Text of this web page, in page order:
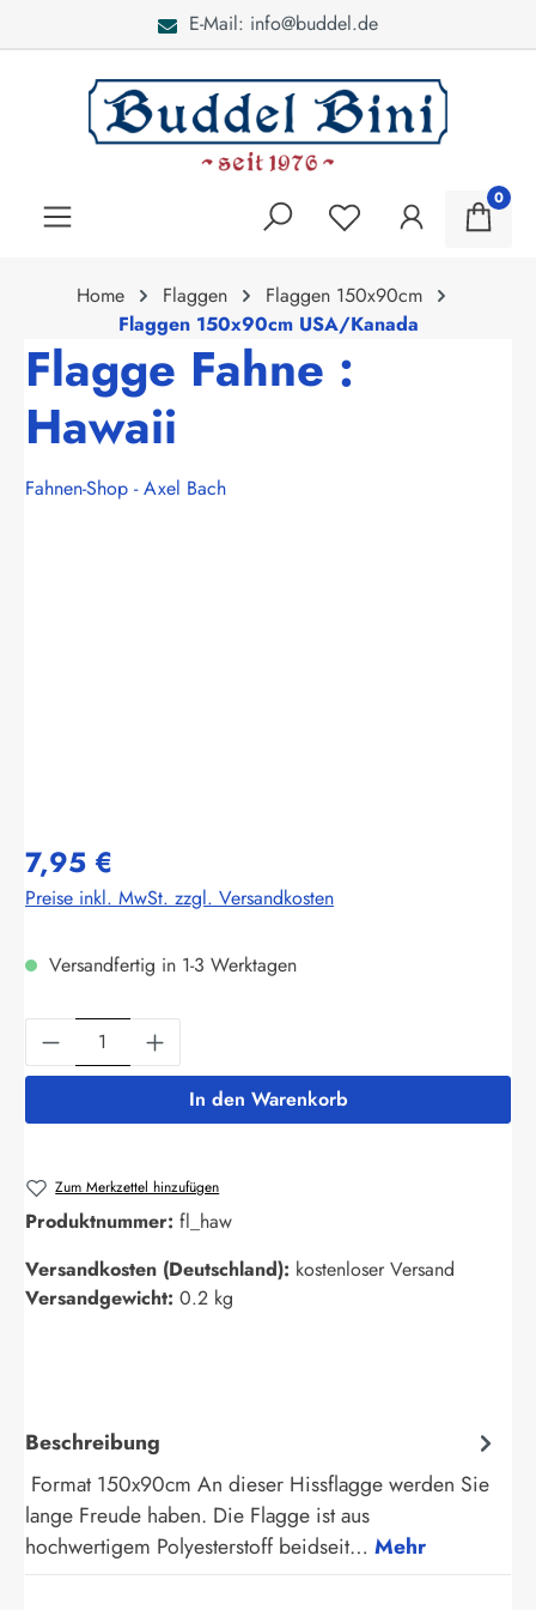
E-Mail: info@buddel.de
0
Home Flaggen
Flaggen 150x90cm
Flaggen 150x90cm USA/Kanada
Flagge Fahne :
Hawaii
Fahnen-Shop - Axel Bach
7,95 €
Preise inkl. MwSt. zzgl. Versandkosten
Versandfertig in 1-3 Werktagen
Produkt Anzahl: Gib den gewünschten
In den Warenkorb
Zum Merkzettel hinzufügen
Produktnummer: fl_haw
Versandkosten (Deutschland): kostenloser Versand
Versandgewicht: 0.2 kg
Beschreibung
Format 150x90cm An dieser Hissflagge werden Sie
lange Freude haben. Die Flagge ist aus
hochwertigem Polyesterstoff beidseit… Mehr